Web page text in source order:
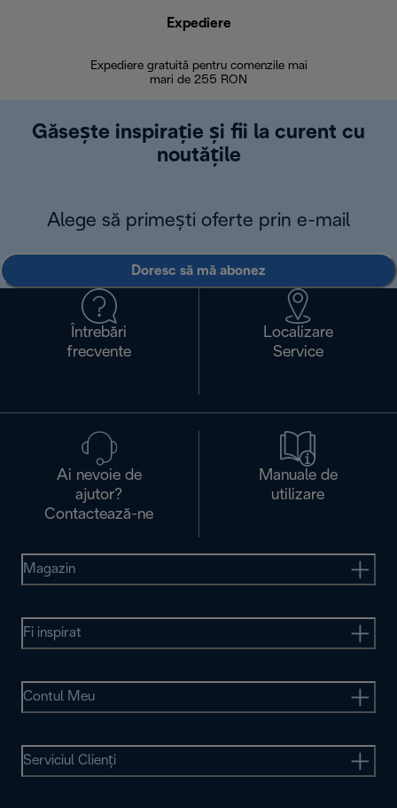
Expediere
Expediere gratuită pentru comenzile mai
mari de 255 RON
Găsește inspirație și fii la curent cu
noutățile
Alege să primești oferte prin e-mail
Doresc să mă abonez
Întrebări
frecvente
Localizare
Service
Ai nevoie de
ajutor?
Contactează-ne
Manuale de
utilizare
Magazin
Fi inspirat
Contul Meu
Serviciul Clienţi